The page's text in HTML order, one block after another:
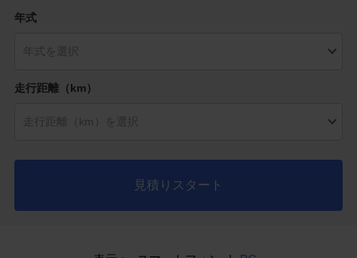
年式
走行距離（km）
見積りスタート